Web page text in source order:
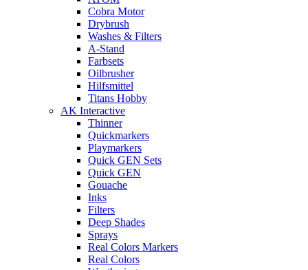
Cobra Motor
Drybrush
Washes & Filters
A-Stand
Farbsets
Oilbrusher
Hilfsmittel
Titans Hobby
AK Interactive
Thinner
Quickmarkers
Playmarkers
Quick GEN Sets
Quick GEN
Gouache
Inks
Filters
Deep Shades
Sprays
Real Colors Markers
Real Colors